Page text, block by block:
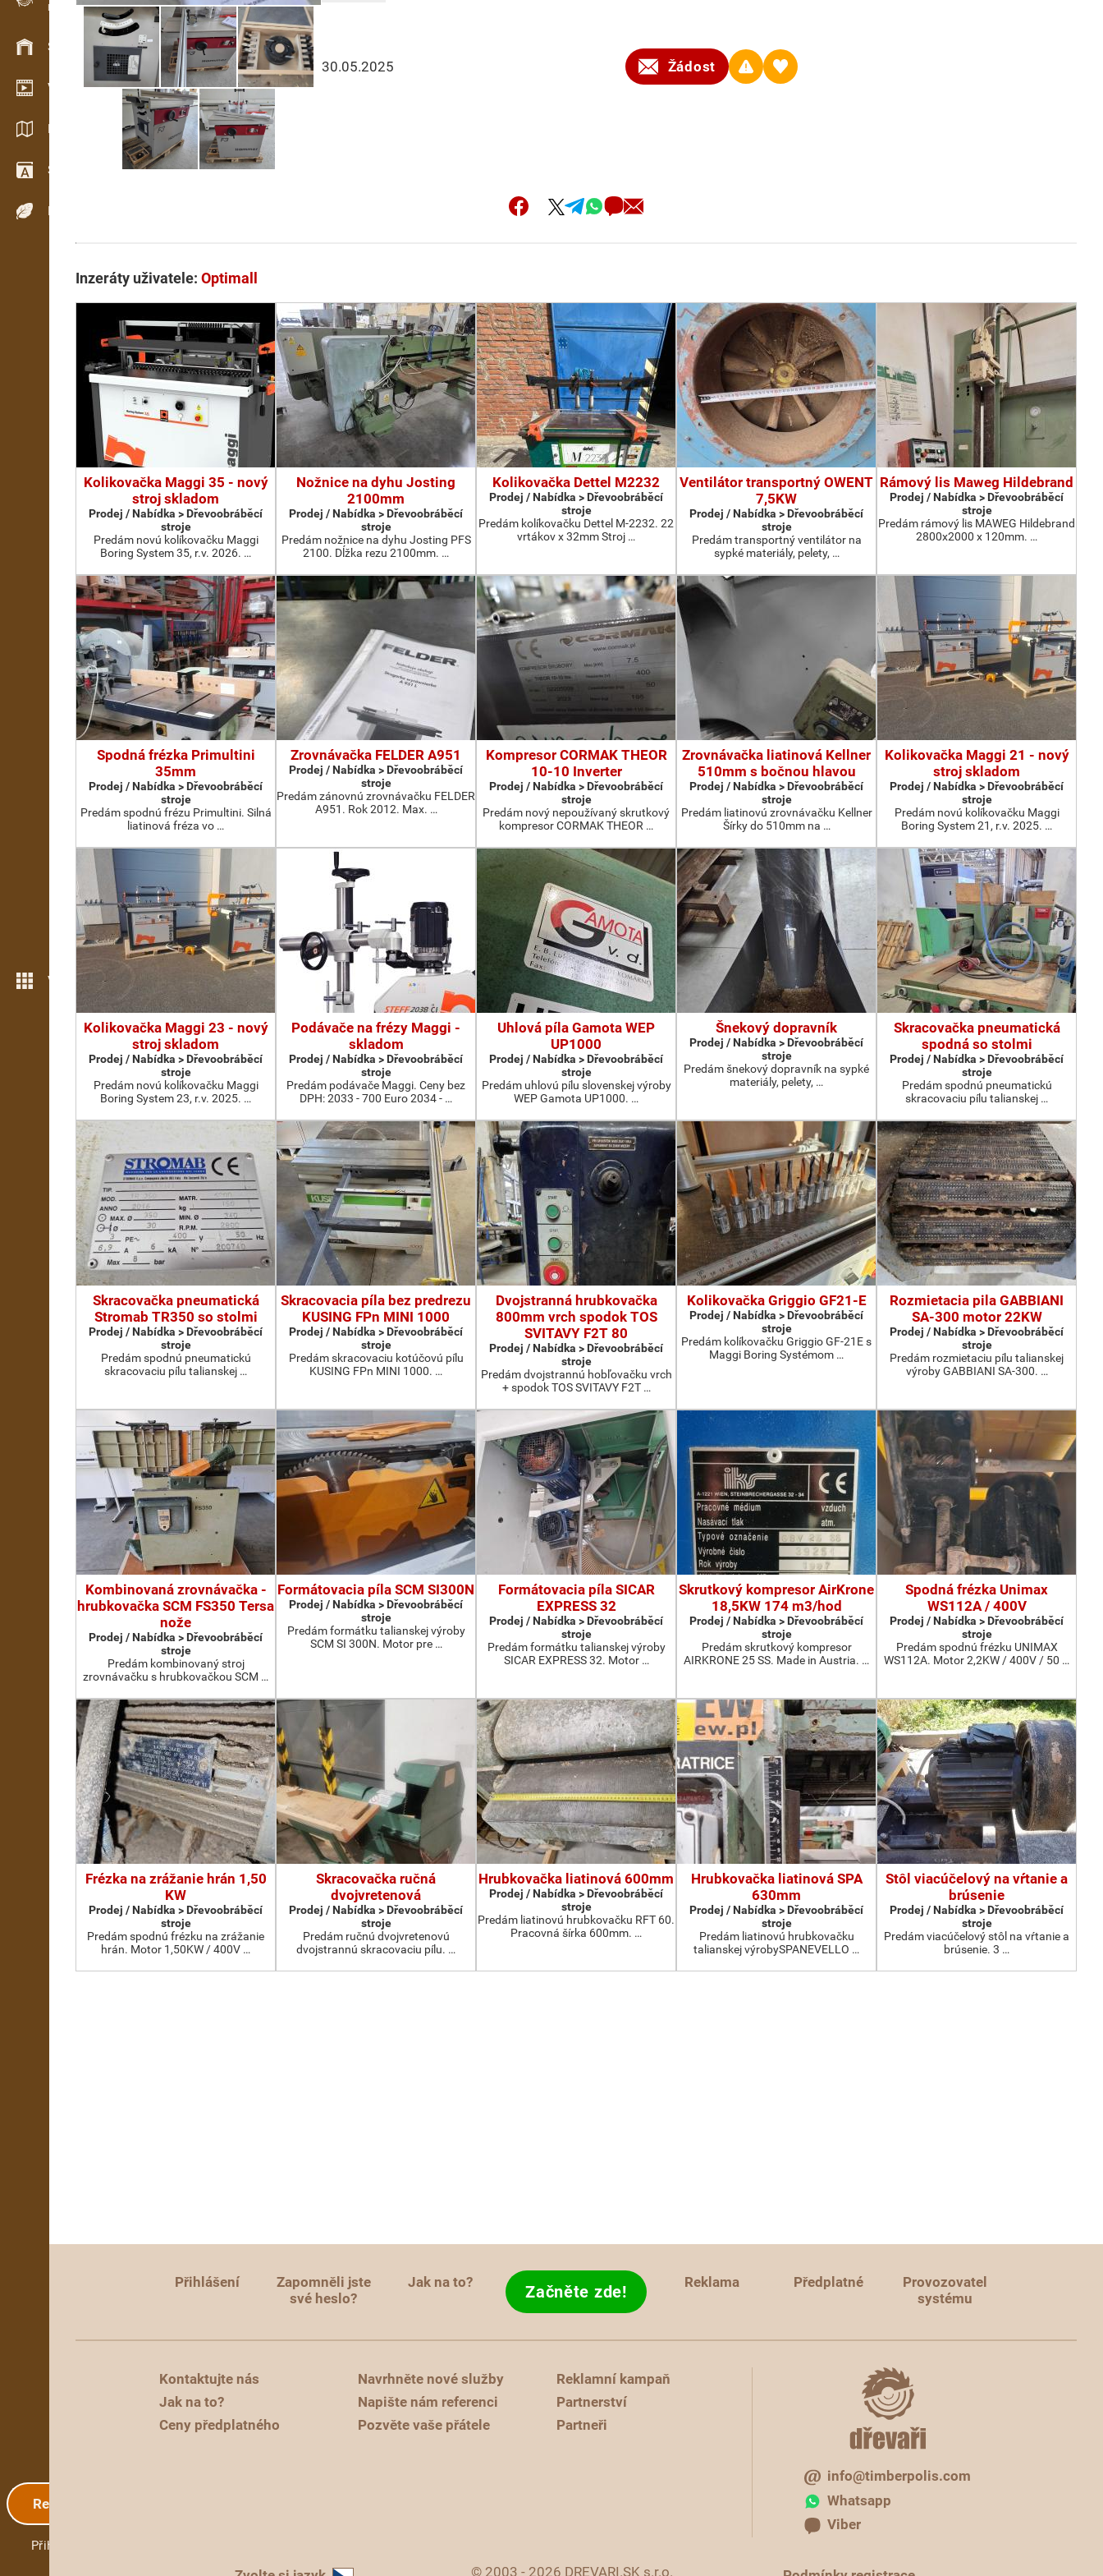
Evidence dřeva v terénu
Skladové hospodářství
Video showroom
Katalogy / Brožury
Slovník
Dřeviny
Více možností
Registrace
Přihlášení
30.05.2025 Žádost
Inzeráty uživatele: Optimall
Kolikovačka Maggi 35 - nový
stroj skladom
Prodej / Nabídka > Dřevoobráběcí
stroje
Predám novú kolíkovačku Maggi
Boring System 35, r.v. 2026. …
Nožnice na dyhu Josting
2100mm
Prodej / Nabídka > Dřevoobráběcí
stroje
Predám nožnice na dyhu Josting PFS
2100. Dĺžka rezu 2100mm. …
Kolikovačka Dettel M2232
Prodej / Nabídka > Dřevoobráběcí
stroje
Predám kolíkovačku Dettel M-2232. 22
vrtákov x 32mm Stroj …
Ventilátor transportný OWENT
7,5KW
Prodej / Nabídka > Dřevoobráběcí
stroje
Predám transportný ventilátor na
sypké materiály, pelety, …
Rámový lis Maweg Hildebrand
Prodej / Nabídka > Dřevoobráběcí
stroje
Predám rámový lis MAWEG Hildebrand
2800x2000 x 120mm. …
Spodná frézka Primultini
35mm
Prodej / Nabídka > Dřevoobráběcí
stroje
Predám spodnú frézu Primultini. Silná
liatinová fréza vo …
Zrovnávačka FELDER A951
Prodej / Nabídka > Dřevoobráběcí
stroje
Predám zánovnú zrovnávačku FELDER
A951. Rok 2012. Max. …
Kompresor CORMAK THEOR
10-10 Inverter
Prodej / Nabídka > Dřevoobráběcí
stroje
Predám nový nepoužívaný skrutkový
kompresor CORMAK THEOR …
Zrovnávačka liatinová Kellner
510mm s bočnou hlavou
Prodej / Nabídka > Dřevoobráběcí
stroje
Predám liatinovú zrovnávačku Kellner
Šírky do 510mm na …
Kolikovačka Maggi 21 - nový
stroj skladom
Prodej / Nabídka > Dřevoobráběcí
stroje
Predám novú kolíkovačku Maggi
Boring System 21, r.v. 2025. …
Kolikovačka Maggi 23 - nový
stroj skladom
Prodej / Nabídka > Dřevoobráběcí
stroje
Predám novú kolíkovačku Maggi
Boring System 23, r.v. 2025. …
Podávače na frézy Maggi -
skladom
Prodej / Nabídka > Dřevoobráběcí
stroje
Predám podávače Maggi. Ceny bez
DPH: 2033 - 700 Euro 2034 - …
Uhlová píla Gamota WEP
UP1000
Prodej / Nabídka > Dřevoobráběcí
stroje
Predám uhlovú pílu slovenskej výroby
WEP Gamota UP1000. …
Šnekový dopravník
Prodej / Nabídka > Dřevoobráběcí
stroje
Predám šnekový dopravník na sypké
materiály, pelety, …
Skracovačka pneumatická
spodná so stolmi
Prodej / Nabídka > Dřevoobráběcí
stroje
Predám spodnú pneumatickú
skracovaciu pílu talianskej …
Skracovačka pneumatická
Stromab TR350 so stolmi
Prodej / Nabídka > Dřevoobráběcí
stroje
Predám spodnú pneumatickú
skracovaciu pílu talianskej …
Skracovacia píla bez predrezu
KUSING FPn MINI 1000
Prodej / Nabídka > Dřevoobráběcí
stroje
Predám skracovaciu kotúčovú pílu
KUSING FPn MINI 1000. …
Dvojstranná hrubkovačka
800mm vrch spodok TOS
SVITAVY F2T 80
Prodej / Nabídka > Dřevoobráběcí
stroje
Predám dvojstrannú hobľovačku vrch
+ spodok TOS SVITAVY F2T …
Kolikovačka Griggio GF21-E
Prodej / Nabídka > Dřevoobráběcí
stroje
Predám kolíkovačku Griggio GF-21E s
Maggi Boring Systémom …
Rozmietacia pila GABBIANI
SA-300 motor 22KW
Prodej / Nabídka > Dřevoobráběcí
stroje
Predám rozmietaciu pílu talianskej
výroby GABBIANI SA-300. …
Kombinovaná zrovnávačka -
hrubkovačka SCM FS350 Tersa
nože
Prodej / Nabídka > Dřevoobráběcí
stroje
Predám kombinovaný stroj
zrovnávačku s hrubkovačkou SCM …
Formátovacia píla SCM SI300N
Prodej / Nabídka > Dřevoobráběcí
stroje
Predám formátku talianskej výroby
SCM SI 300N. Motor pre …
Formátovacia píla SICAR
EXPRESS 32
Prodej / Nabídka > Dřevoobráběcí
stroje
Predám formátku talianskej výroby
SICAR EXPRESS 32. Motor …
Skrutkový kompresor AirKrone
18,5KW 174 m3/hod
Prodej / Nabídka > Dřevoobráběcí
stroje
Predám skrutkový kompresor
AIRKRONE 25 SS. Made in Austria. …
Spodná frézka Unimax
WS112A / 400V
Prodej / Nabídka > Dřevoobráběcí
stroje
Predám spodnú frézku UNIMAX
WS112A. Motor 2,2KW / 400V / 50 …
Frézka na zrážanie hrán 1,50
KW
Prodej / Nabídka > Dřevoobráběcí
stroje
Predám spodnú frézku na zrážanie
hrán. Motor 1,50KW / 400V …
Skracovačka ručná
dvojvretenová
Prodej / Nabídka > Dřevoobráběcí
stroje
Predám ručnú dvojvretenovú
dvojstrannú skracovaciu pílu. …
Hrubkovačka liatinová 600mm
Prodej / Nabídka > Dřevoobráběcí
stroje
Predám liatinovú hrubkovačku RFT 60.
Pracovná šírka 600mm. …
Hrubkovačka liatinová SPA
630mm
Prodej / Nabídka > Dřevoobráběcí
stroje
Predám liatinovú hrubkovačku
talianskej výrobySPANEVELLO …
Stôl viacúčelový na vŕtanie a
brúsenie
Prodej / Nabídka > Dřevoobráběcí
stroje
Predám viacúčelový stôl na vŕtanie a
brúsenie. 3 …
Přihlášení
Zapomněli jste
své heslo?
Jak na to? Začněte zde! Reklama Předplatné
Provozovatel
systému
Kontaktujte nás
Jak na to?
Ceny předplatného
Navrhněte nové služby
Napište nám referenci
Pozvěte vaše přátele
Reklamní kampaň
Partnerství
Partneři
info@timberpolis.com
Whatsapp
Viber
© 2003 - 2026 DREVARI.SK s.r.o.